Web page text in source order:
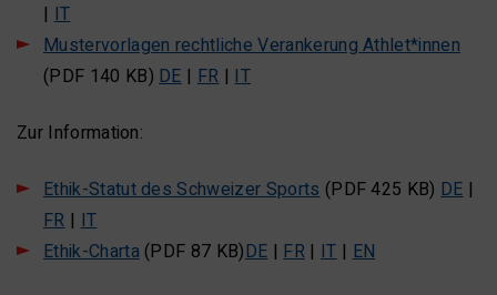
|IT
Mustervorlagen rechtliche Verankerung Athlet*innen
(PDF 140 KB)DE| FR|IT
Zur Information:
Ethik-Statut des Schweizer Sports(PDF 425 KB)DE|
FR|IT
Ethik-Charta(PDF 87 KB)DE|FR| IT|EN